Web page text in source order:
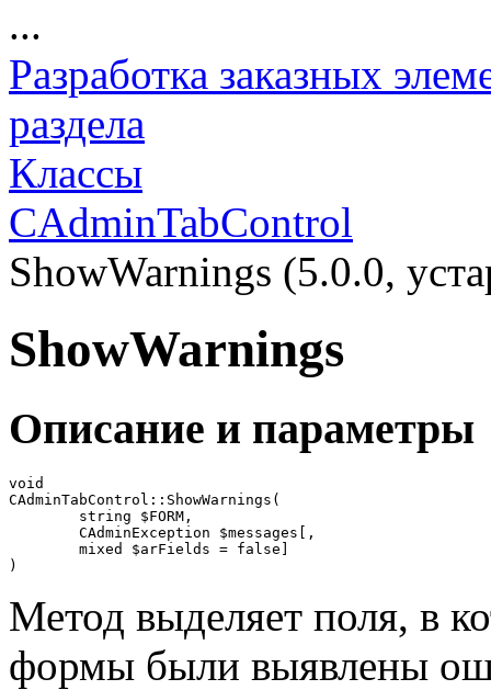
...
Разработка заказных
раздела
Классы
CAdminTabControl
ShowWarnings (5.0.0,
ShowWarnings
Описание и параметры
void
CAdminTabControl::ShowWarnings(
)
Метод выделяет поля, в
формы были выявлены